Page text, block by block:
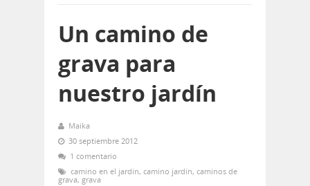
Un camino de
grava para
nuestro jardín
Maika
30 septiembre 2012
1 comentario
camino en el jardín, camino jardín, caminos de
grava, grava